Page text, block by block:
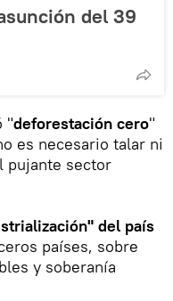
del 39
"deforestación cero"
es necesario talar ni
pujante sector
del país
países, sobre
y soberanía